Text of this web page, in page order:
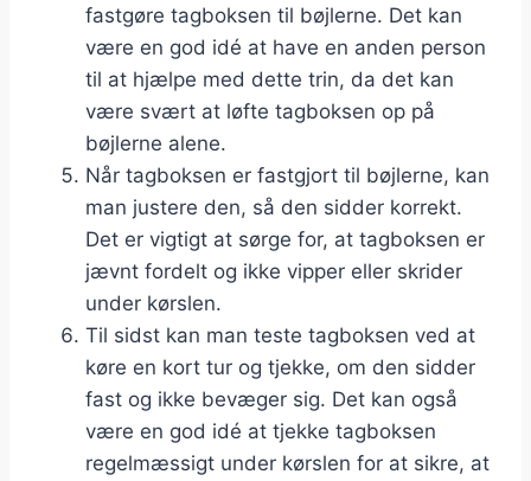
fastgøre tagboksen til bøjlerne. Det kan
være en god idé at have en anden person
til at hjælpe med dette trin, da det kan
være svært at løfte tagboksen op på
bøjlerne alene.
Når tagboksen er fastgjort til bøjlerne, kan
man justere den, så den sidder korrekt.
Det er vigtigt at sørge for, at tagboksen er
jævnt fordelt og ikke vipper eller skrider
under kørslen.
Til sidst kan man teste tagboksen ved at
køre en kort tur og tjekke, om den sidder
fast og ikke bevæger sig. Det kan også
være en god idé at tjekke tagboksen
regelmæssigt under kørslen for at sikre, at